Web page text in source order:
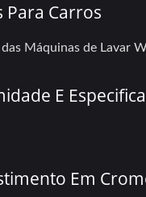
Para Carros
Máquinas de Lavar
E
Em